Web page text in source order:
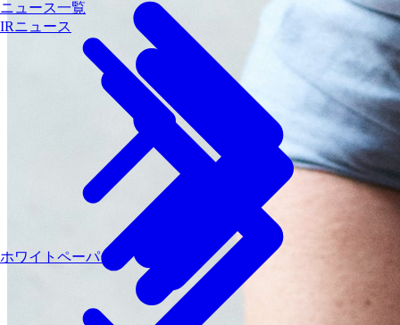
ホワイトペーパー
ニュース一覧
IRニュース